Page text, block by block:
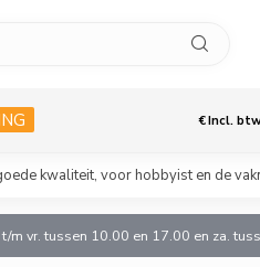
€Incl.
kwaliteit, voor hobbyist en de
m vr. tussen 10.00 en 17.00 en za.